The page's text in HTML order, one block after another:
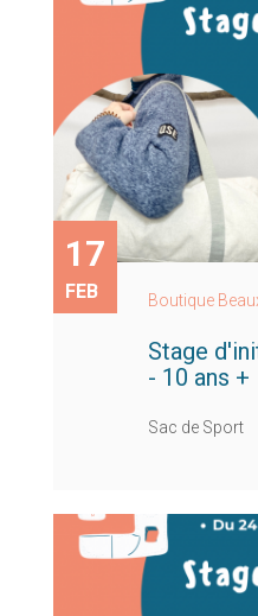
17
FEB Boutique
Stage
- 10 ans +
Sac de Sport